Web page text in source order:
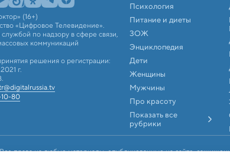
(16+)
«Цифровое Телевидение».
по надзору в сфере связи,
коммуникаций
решения о регистрации:
г.
80
Психология
Питание и диеты
ЗОЖ
Энциклопедия
Дети
Женщины
Мужчины
Про красоту
Показать все
рубрики
права на любые материалы, опубликованные на сайте, защищены